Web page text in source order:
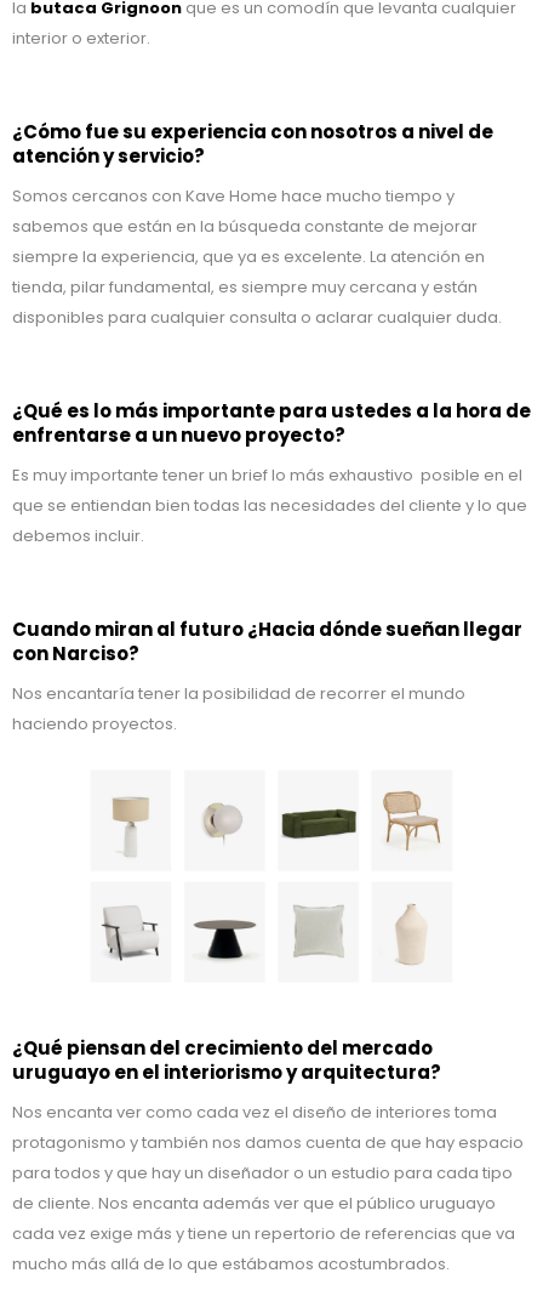
la butaca Grignoon que es un comodín que levanta cualquier
interior o exterior.
¿Cómo fue su experiencia con nosotros a nivel de
atención y servicio?
Somos cercanos con Kave Home hace mucho tiempo y
sabemos que están en la búsqueda constante de mejorar
siempre la experiencia, que ya es excelente. La atención en
tienda, pilar fundamental, es siempre muy cercana y están
disponibles para cualquier consulta o aclarar cualquier duda.
¿Qué es lo más importante para ustedes a la hora de
enfrentarse a un nuevo proyecto?
Es muy importante tener un brief lo más exhaustivo posible en el
que se entiendan bien todas las necesidades del cliente y lo que
debemos incluir.
Cuando miran al futuro ¿Hacia dónde sueñan llegar
con Narciso?
Nos encantaría tener la posibilidad de recorrer el mundo
haciendo proyectos.
¿Qué piensan del crecimiento del mercado
uruguayo en el interiorismo y arquitectura?
Nos encanta ver como cada vez el diseño de interiores toma
protagonismo y también nos damos cuenta de que hay espacio
para todos y que hay un diseñador o un estudio para cada tipo
de cliente. Nos encanta además ver que el público uruguayo
cada vez exige más y tiene un repertorio de referencias que va
mucho más allá de lo que estábamos acostumbrados.